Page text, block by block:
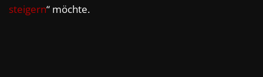
steigern“ möchte.